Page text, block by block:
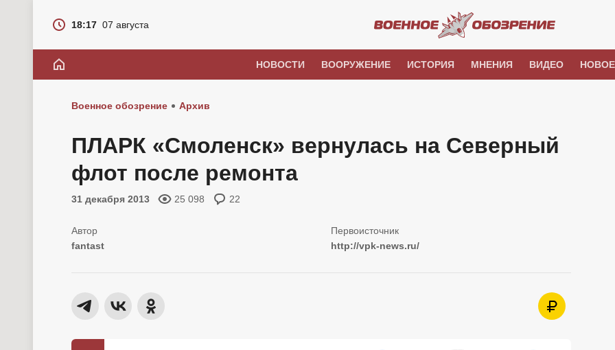
18:17 07 августа
НОВОСТИ ВООРУЖЕНИЕ ИСТОРИЯ МНЕНИЯ ВИДЕО
Военное обозрение Архив
ПЛАРК «Смоленск» вернулась на Северный
флот после ремонта
31 декабря 2013 25 098 22
fantast http://vpk-news.ru/